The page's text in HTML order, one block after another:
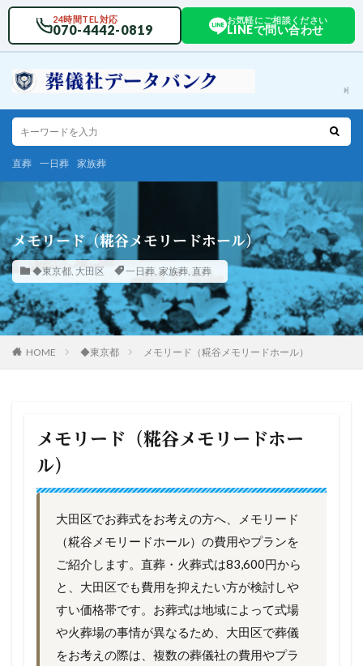
24時間TEL対応
070-4442-0819
お気軽にご相談ください
LINEで問い合わせ
直葬 一日葬 家族葬
メモリード（糀谷メモリードホール）
◆東京都, 大田区 一日葬, 家族葬, 直葬
HOME ◆東京都 メモリード（糀谷メモリードホール）
メモリード（糀谷メモリードホー
ル）
大田区でお葬式をお考えの方へ、メモリード
（糀谷メモリードホール）の費用やプランを
ご紹介します。直葬・火葬式は83,600円から
と、大田区でも費用を抑えたい方が検討しや
すい価格帯です。お葬式は地域によって式場
や火葬場の事情が異なるため、大田区で葬儀
をお考えの際は、複数の葬儀社の費用やプラ